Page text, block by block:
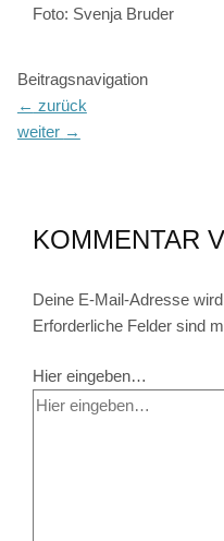
Foto: Svenja Bruder
Beitragsnavigation
← zurück
weiter →
KOMMENTAR
Deine E-Mail-Adresse
Erforderliche Felder sind
Hier eingeben…